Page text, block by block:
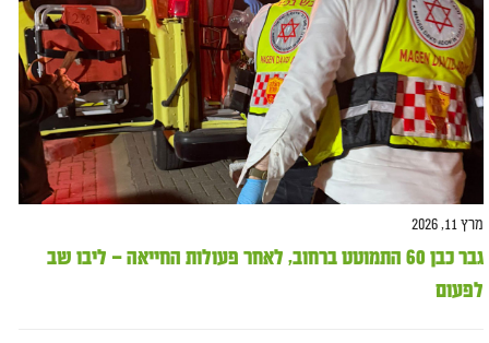
מרץ 11, 2026
גבר כבן 60 התמוטט ברחוב, לאחר פעולות החייאה – ליבו שב
לפעום